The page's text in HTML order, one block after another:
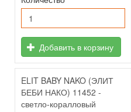
Добавить в корзину
ELIT BABY NAKO (ЭЛИТ
БЕБИ НАКО) 11452 -
светло-коралловый